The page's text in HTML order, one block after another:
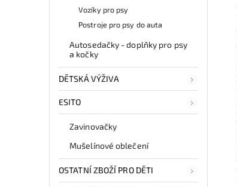
Vozíky pro psy
Postroje pro psy do auta
Autosedačky - doplňky pro psy
a kočky
DĚTSKÁ VÝŽIVA
ESITO
Zavinovačky
Mušelínové oblečení
OSTATNÍ ZBOŽÍ PRO DĚTI